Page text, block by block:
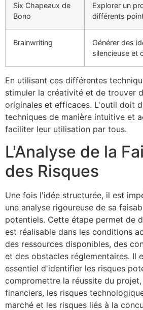
Six Chapeaux de
Bono
Explorer un
différents
Brainwriting
Générer des
silencieuse et
En utilisant ces différentes
stimuler la créativité et de trouver
originales et efficaces. L'outil doit
techniques de manière intuitive et
faciliter leur utilisation par tous.
L'Analyse de la
des Risques
Une fois l'idée structurée, il est
une analyse rigoureuse de sa
potentiels. Cette étape permet de
est réalisable dans les conditions
des ressources disponibles, des
et des obstacles réglementaires. Il
essentiel d'identifier les risques
compromettre la réussite du
financiers, les risques
marché et les risques liés à la